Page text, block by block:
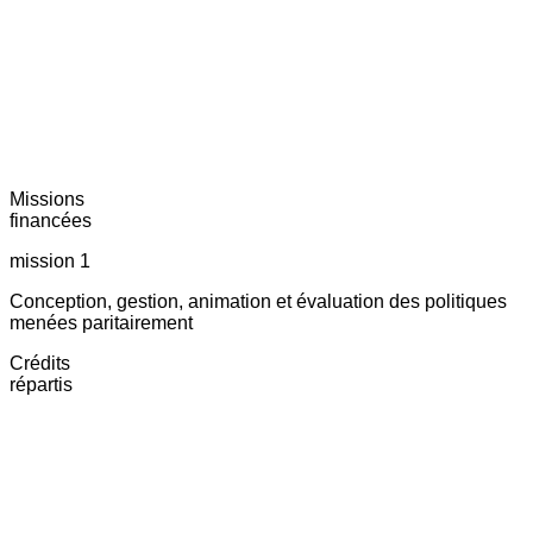
Missions
financées
mission 1
Conception, gestion, animation et évaluation des politiques
menées paritairement
Crédits
répartis